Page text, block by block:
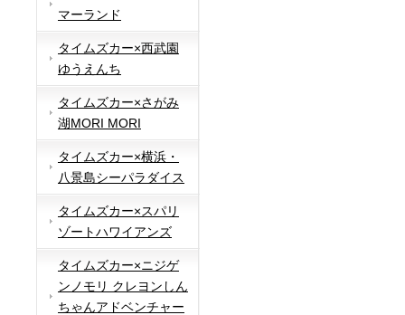
マーランド
タイムズカー×西武園
ゆうえんち
タイムズカー×さがみ
湖MORI MORI
タイムズカー×横浜・
八景島シーパラダイス
タイムズカー×スパリ
ゾートハワイアンズ
タイムズカー×ニジゲ
ンノモリ クレヨンしん
ちゃんアドベンチャー